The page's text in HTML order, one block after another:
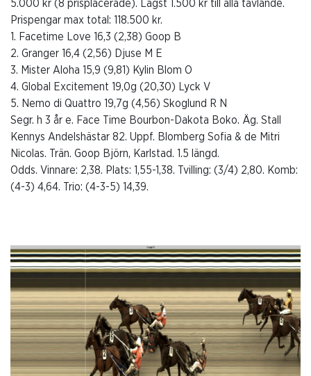
5.000 kr (8 prisplacerade). Lägst 1.500 kr till alla tävlande.
Prispengar max total: 118.500 kr.
1. Facetime Love 16,3 (2,38) Goop B
2. Granger 16,4 (2,56) Djuse M E
3. Mister Aloha 15,9 (9,81) Kylin Blom O
4. Global Excitement 19,0g (20,30) Lyck V
5. Nemo di Quattro 19,7g (4,56) Skoglund R N
Segr. h 3 år e. Face Time Bourbon-Dakota Boko. Äg. Stall
Kennys Andelshästar 82. Uppf. Blomberg Sofia & de Mitri
Nicolas. Trän. Goop Björn, Karlstad. 1.5 längd.
Odds. Vinnare: 2,38. Plats: 1,55-1,38. Tvilling: (3/4) 2,80. Komb:
(4-3) 4,64. Trio: (4-3-5) 14,39.